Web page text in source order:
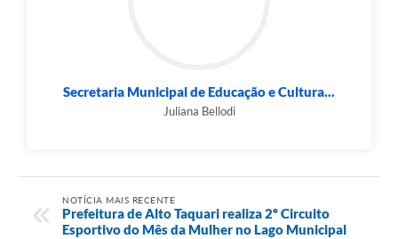
Secretaria Municipal de Educação e Cultura...
Juliana Bellodi
NOTÍCIA MAIS RECENTE
Prefeitura de Alto Taquari realiza 2º Circuito
Esportivo do Mês da Mulher no Lago Municipal